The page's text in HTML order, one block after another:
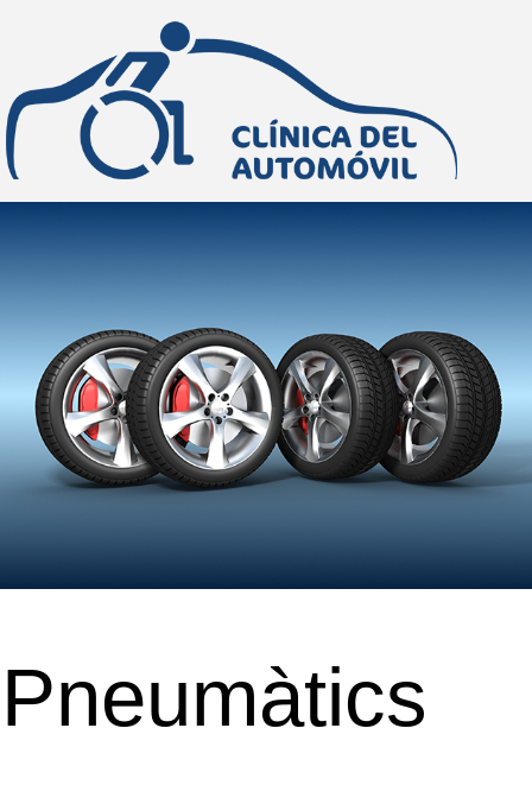
Pneumàtics